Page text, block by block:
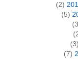
(2)
(5)
(3)
(7)